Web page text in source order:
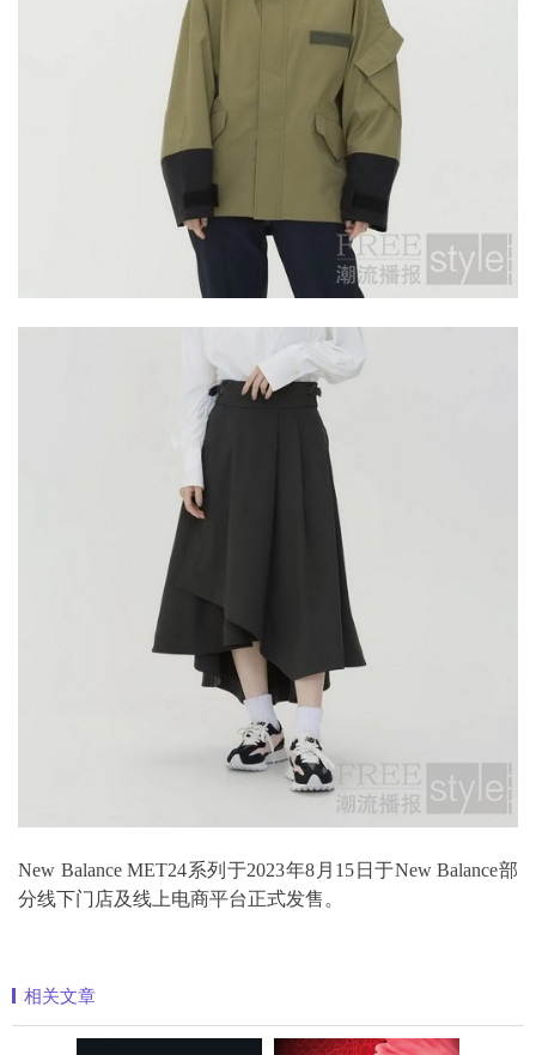
New Balance MET24系列于2023年8月15日于New Balance部
分线下门店及线上电商平台正式发售。
相关文章